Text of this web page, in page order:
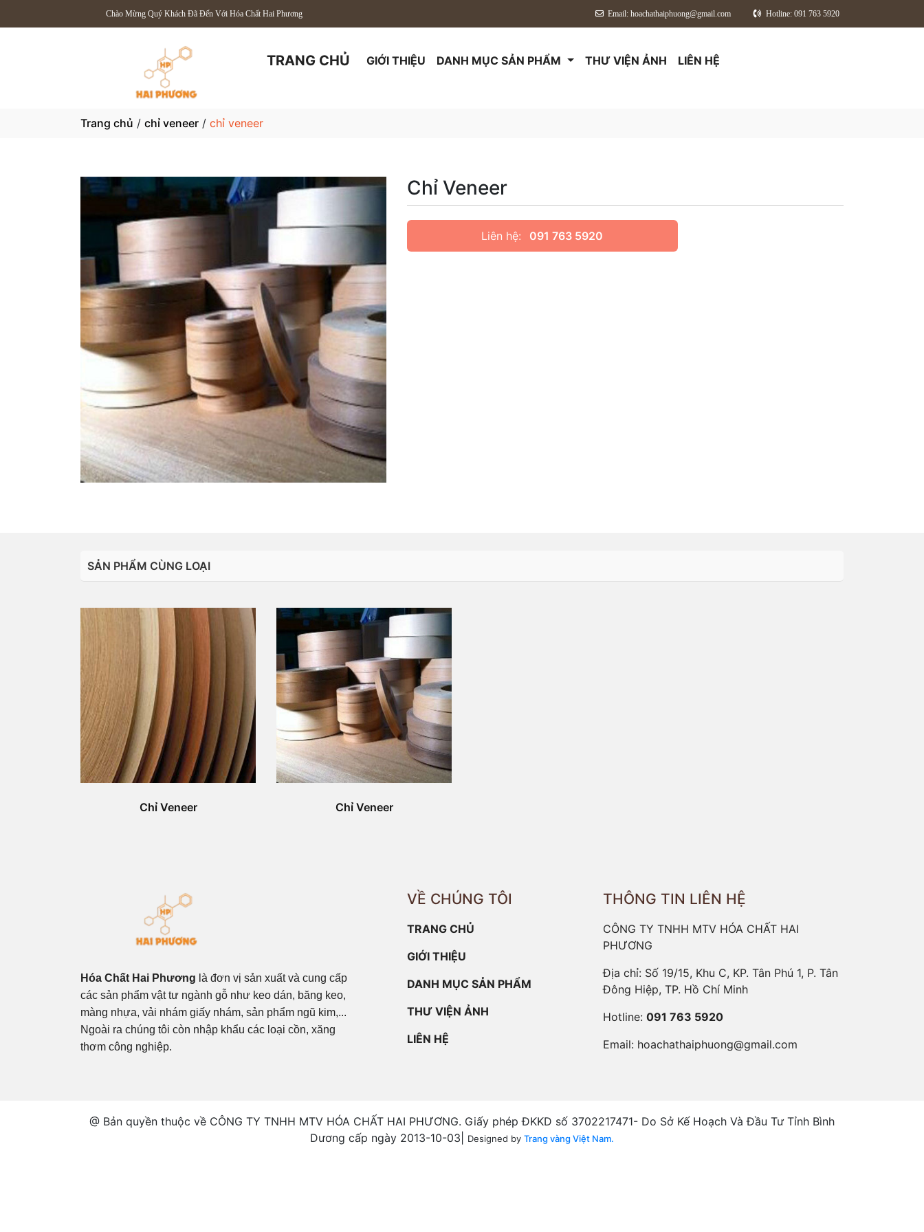
Chào Mừng Quý Khách Đã Đến Với Hóa Chất Hai Phương Email: hoachathaiphuong@gmail.com Hotline: 091 763 5920
TRANG CHỦ GIỚI THIỆU DANH MỤC SẢN PHẨM THƯ VIỆN ẢNH LIÊN HỆ
Trang chủ / chỉ veneer / chỉ veneer
Chỉ Veneer
Liên hệ: 091 763 5920
SẢN PHẨM CÙNG LOẠI
Chỉ Veneer Chỉ Veneer
Hóa Chất Hai Phương là đơn vị sản xuất và cung cấp
các sản phẩm vật tư ngành gỗ như keo dán, băng keo,
màng nhựa, vải nhám giấy nhám, sản phẩm ngũ kim,...
Ngoài ra chúng tôi còn nhập khẩu các loại cồn, xăng
thơm công nghiệp.
VỀ CHÚNG TÔI
TRANG CHỦ
GIỚI THIỆU
DANH MỤC SẢN PHẨM
THƯ VIỆN ẢNH
LIÊN HỆ
THÔNG TIN LIÊN HỆ
CÔNG TY TNHH MTV HÓA CHẤT HAI
PHƯƠNG
Địa chỉ: Số 19/15, Khu C, KP. Tân Phú 1, P. Tân
Đông Hiệp, TP. Hồ Chí Minh
Hotline: 091 763 5920
Email: hoachathaiphuong@gmail.com
@ Bản quyền thuộc về CÔNG TY TNHH MTV HÓA CHẤT HAI PHƯƠNG. Giấy phép ĐKKD số 3702217471- Do Sở Kế Hoạch Và Đầu Tư Tỉnh Bình
Dương cấp ngày 2013-10-03|
Designed by Trang vàng Việt Nam.